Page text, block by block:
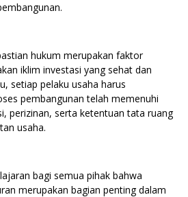
hukum merupakan faktor
iklim investasi yang sehat dan
setiap pelaku usaha harus
pembangunan telah memenuhi
perizinan, serta ketentuan tata ruang
usaha.
bagi semua pihak bahwa
merupakan bagian penting dalam